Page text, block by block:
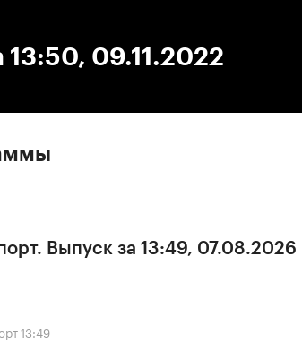
13:50, 09.11.2022
Выпуск за 13:49, 07.08.2026
13:49